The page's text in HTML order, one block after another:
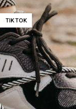
TIKTOK